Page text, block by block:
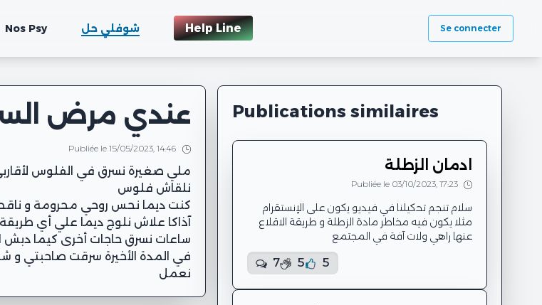
Nos Psy شوفلي حل Help Line Se connecter
عندي مرض
Publiée le 15/05/2023, 14:46
ملي صغيرة نسرق في الفلوس
كنت ديما نحس روحي محرومة و
في المدة الأخيرة سرقت صاحبتي و
نعمل
Publications similaires
ادمان الزطلة
Publiée le 03/10/2023, 17:23
سلام تنجم تحكيلنا في فيديو يكون على الإنستقرام
مثلا يكون فيه مخاطر مادة الزطلة و طريقة الاقلاع
عنها راهي ولات آفة في المجتمع
5
5
7